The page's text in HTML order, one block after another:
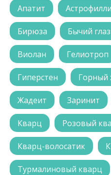
Апатит
Бирюза Бычий глаз
Виолан Гелиотроп
Гиперстен Горный
Жадеит Заринит
Кварц Розовый
Кварц-волосатик
Турмалиновый кварц